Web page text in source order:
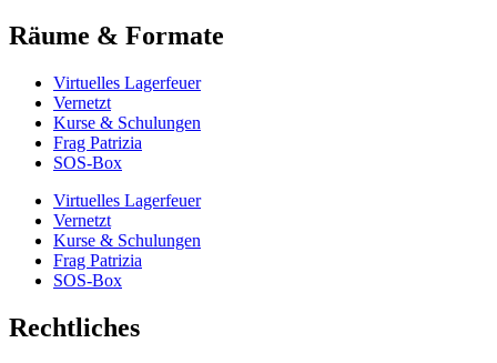
Räume & Formate
Virtuelles Lagerfeuer
Vernetzt
Kurse & Schulungen
Frag Patrizia
SOS-Box
Virtuelles Lagerfeuer
Vernetzt
Kurse & Schulungen
Frag Patrizia
SOS-Box
Rechtliches